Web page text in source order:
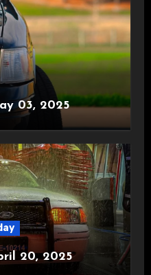
03, 2025
20, 2025